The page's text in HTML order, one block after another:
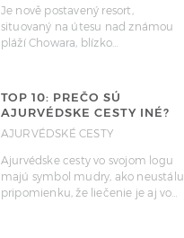
Je nově postavený resort,
situovaný na útesu nad známou
pláží Chowara, blízko…
TOP 10: PREČO SÚ
AJURVÉDSKE CESTY INÉ?
AJURVÉDSKÉ CESTY
Ajurvédske cesty vo svojom logu
majú symbol mudry, ako neustálu
pripomienku, že liečenie je aj vo…